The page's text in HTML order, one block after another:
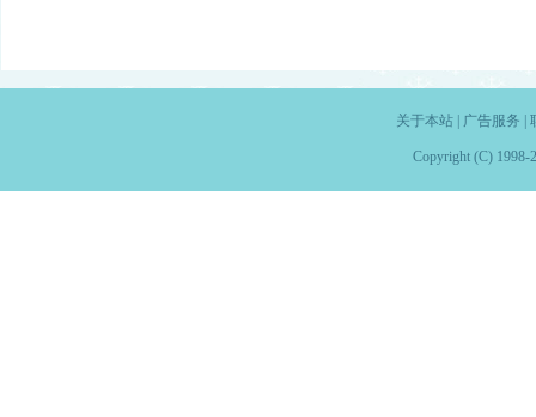
关于本站| 广告服务
Copyright (C) 1998-